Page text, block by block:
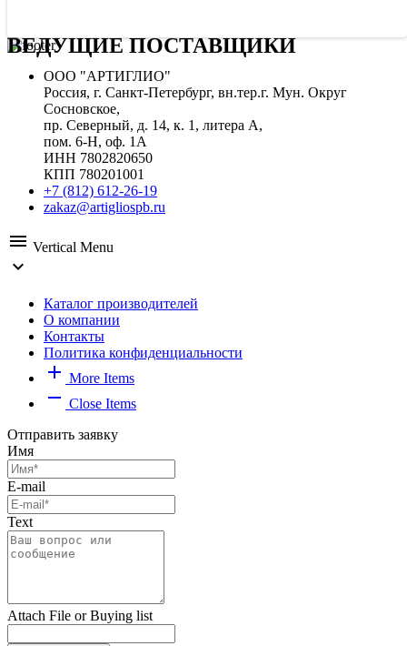
ВЕДУЩИЕ ПОСТАВЩИКИ
ООО "АРТИГЛИО"
Россия, г. Санкт-Петербург, вн.тер.г. Мун. Округ
Сосновское,
пр. Северный, д. 14, к. 1, литера А,
пом. 6-Н, оф. 1А
ИНН 7802820650
КПП 780201001
+7 (812) 612-26-19
zakaz@artigliospb.ru
menu Vertical Menu
expand_more
Каталог производителей
О компании
Контакты
Политика конфиденциальности
add More Items
remove Close Items
Отправить заявку
Имя
E-mail
Text
Attach File or Buying list